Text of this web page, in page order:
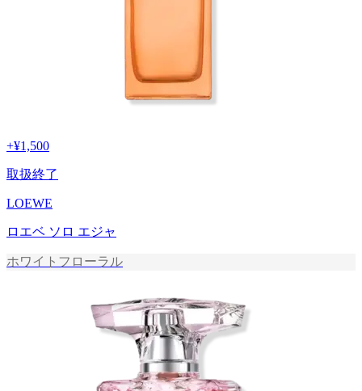
+¥1,500
取扱終了
LOEWE
ロエベ ソロ エジャ
ホワイトフローラル